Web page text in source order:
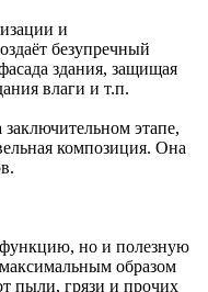
и
безупречный
здания, защищая
влаги и т.п.
заключительном этапе,
композиция. Она
функцию, но и полезную
образом
пыли, грязи и прочих